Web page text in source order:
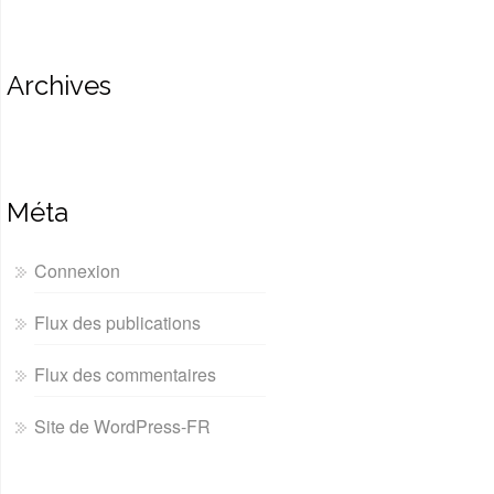
Archives
Méta
Connexion
Flux des publications
Flux des commentaires
Site de WordPress-FR